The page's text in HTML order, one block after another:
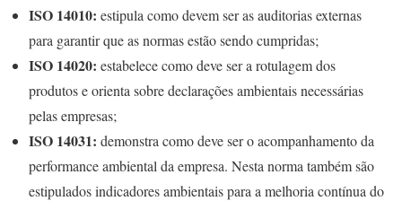
ISO 14010: estipula como devem ser as auditorias externas
para garantir que as normas estão sendo cumpridas;
ISO 14020: estabelece como deve ser a rotulagem dos
produtos e orienta sobre declarações ambientais necessárias
pelas empresas;
ISO 14031: demonstra como deve ser o acompanhamento da
performance ambiental da empresa. Nesta norma também são
estipulados indicadores ambientais para a melhoria contínua do